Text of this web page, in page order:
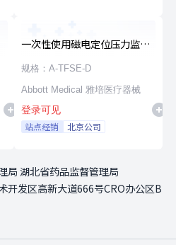
一次性使用磁电定位压力监测
射频消融导管
规格：A-TFSE-D
Abbott Medical 雅培医疗器械
登录可见
站点经销 北京公司
局 湖北省药品监督管理局
开发区高新大道666号CRO办公区B